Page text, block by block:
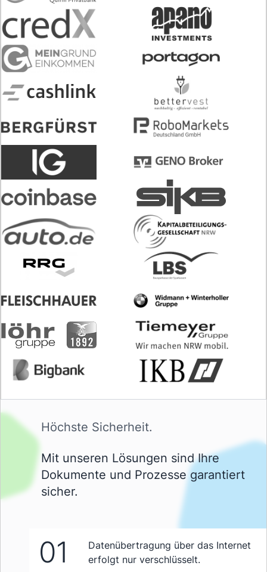
Höchste Sicherheit.
Mit unseren Lösungen sind Ihre
Dokumente und Prozesse garantiert
sicher.
01
Datenübertragung über das Internet
erfolgt nur verschlüsselt.